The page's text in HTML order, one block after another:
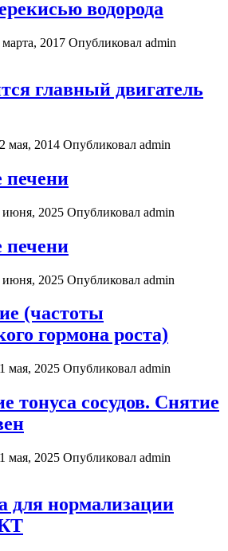
водорода
2017 Опубликовал admin
главный двигатель
мая, 2014 Опубликовал admin
2025 Опубликовал admin
2025 Опубликовал admin
(частоты
гормона роста)
мая, 2025 Опубликовал admin
тонуса сосудов. Снятие
мая, 2025 Опубликовал admin
для нормализации